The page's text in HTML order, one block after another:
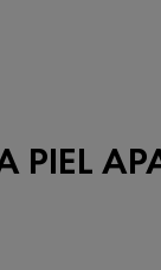
PIEL